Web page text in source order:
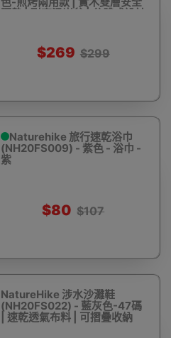
隔熱 | 耐高溫炭盆 | 分體式設計
$269 $299
Naturehike 旅行速乾浴巾
(NH20FS009) - 紫色 - 浴巾 -
紫
$80 $107
NatureHike 涉水沙灘鞋
(NH20FS022) - 藍灰色-47碼
| 速乾透氣布料 | 可摺疊收納